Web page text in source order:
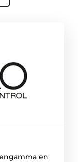
en